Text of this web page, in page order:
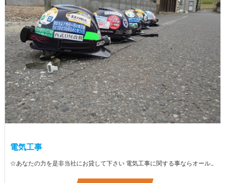
電気工事
☆あなたの力を是非当社にお貸して下さい 電気工事に関する事ならオールマイティに対応しております（室内配線・室外配線、スイッチコンセント取付け、照明器具取付け、配電盤取付け、エアコン取付け、LANケーブル配線、アンテナ取付けなど） 【工具支給致します】 また新品工具と新品作業服を完全支給を致します。 高品質の作業服と工具入社してくれた方には支給致します♪